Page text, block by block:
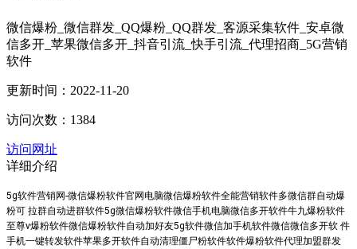
微信爆粉_微信群发_QQ爆粉_QQ群发_客源采集软件_安卓微
信多开_苹果微信多开_抖音引流_快手引流_代理招商_5G营销
软件
更新时间：2022-11-20
访问次数：1384
访问网址
详细介绍
5g软件营销网-微信爆粉软件官网电脑微信爆粉软件全能营销软件多微信群自动爆
粉可 拉群自动进群软件5g微信爆粉软件微信手机电脑微信多开软件牛九爆粉软件
至尊v爆粉软件微信爆粉软件自动加好友5g软件微信加手机软件微信微信多开软 件
手机一键转发软件苹果多开软件自动清理僵尸粉软件软件爆粉软件代理加盟群发